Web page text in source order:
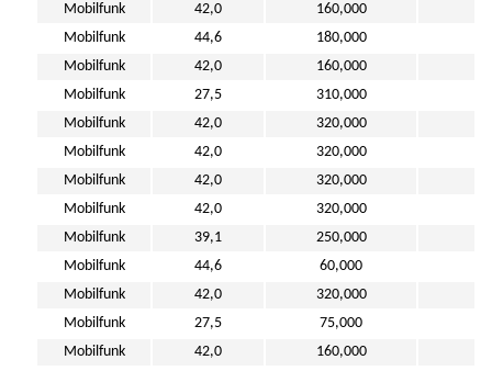
Mobilfunk
42,0 160,000
Mobilfunk
44,6 180,000
Mobilfunk
42,0 160,000
Mobilfunk
27,5 310,000
Mobilfunk
42,0 320,000
Mobilfunk
42,0 320,000
Mobilfunk
42,0 320,000
Mobilfunk
42,0 320,000
Mobilfunk
39,1 250,000
Mobilfunk
44,6 60,000
Mobilfunk
42,0 320,000
Mobilfunk
27,5 75,000
Mobilfunk
42,0 160,000